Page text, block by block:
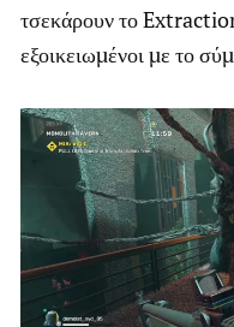
τσεκάρουν το
εξοικειωμένοι με το